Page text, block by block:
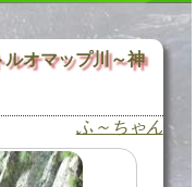
ルオマップ川～神
ふ～ちゃん